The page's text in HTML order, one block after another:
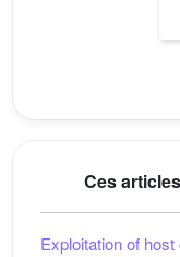
Ces
Exploitation of